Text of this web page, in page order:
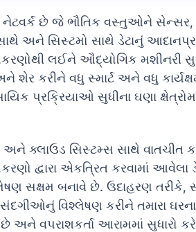
છે જે ભૌતિક વસ્તુઓને સેન્સર,
અને સિસ્ટમો સાથે ડેટાનું
લઈને ઔદ્યોગિક મશીનરી
કરીને વધુ સ્માર્ટ અને વધુ
પ્રક્રિયાઓ સુધીના ઘણા ક્ષેત્રોમાં
ક્લાઉડ સિસ્ટમ્સ સાથે વાતચીત
દ્વારા એકત્રિત કરવામાં આવેલા
સક્ષમ બનાવે છે. ઉદાહરણ તરીકે,
વિશ્લેષણ કરીને તમારા
વપરાશકર્તા આરામમાં સુધારો